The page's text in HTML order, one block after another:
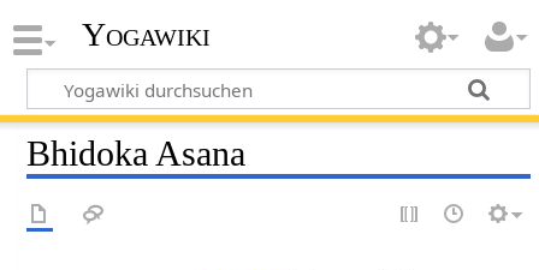
Yogawiki
Bhidoka Asana